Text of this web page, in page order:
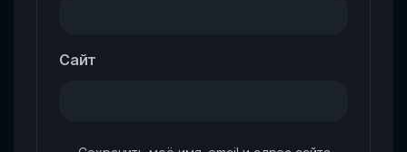
Сайт